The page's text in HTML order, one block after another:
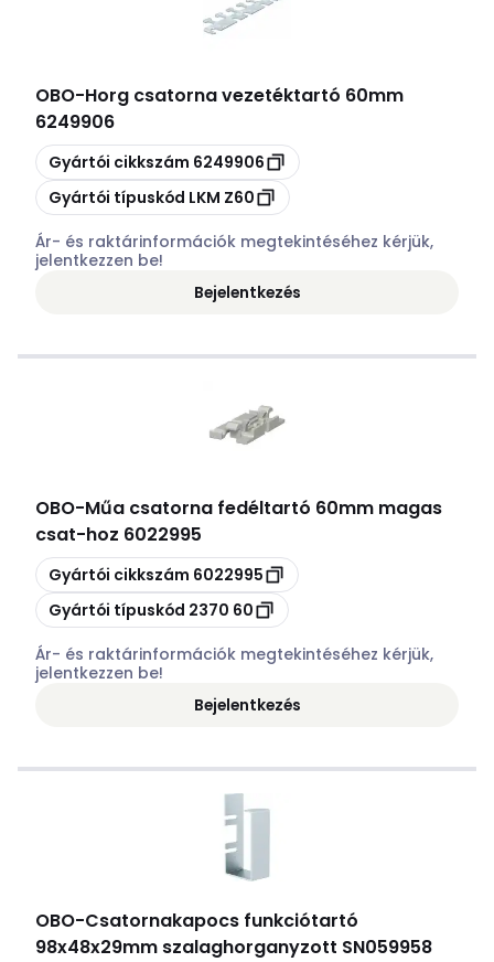
OBO-Horg csatorna vezetéktartó 60mm
6249906
Másolás
Gyártói cikkszám 6249906
Másolás
Gyártói típuskód LKM Z60
Ár- és raktárinformációk megtekintéséhez kérjük,
jelentkezzen be!
Bejelentkezés
OBO-Műa csatorna fedéltartó 60mm magas
csat-hoz 6022995
Másolás
Gyártói cikkszám 6022995
Másolás
Gyártói típuskód 2370 60
Ár- és raktárinformációk megtekintéséhez kérjük,
jelentkezzen be!
Bejelentkezés
OBO-Csatornakapocs funkciótartó
98x48x29mm szalaghorganyzott SN059958